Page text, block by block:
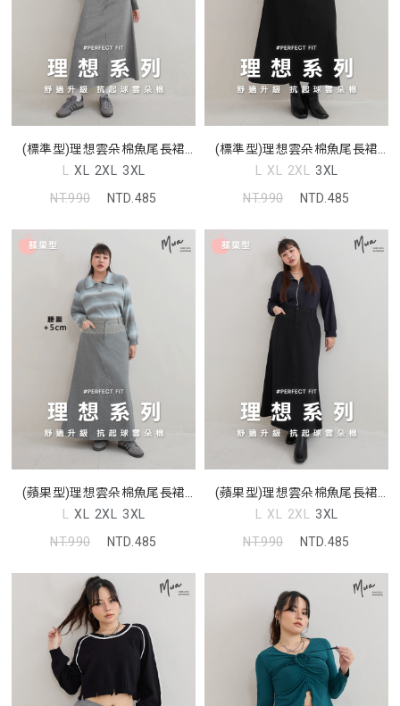
(標準型)理想雲朵棉魚尾長裙
MUA
L XL 2XL 3XL
NT.990
NTD.485
(標準型)理想雲朵棉魚尾長裙
MUA
L XL 2XL 3XL
NT.990
NTD.485
(蘋果型)理想雲朵棉魚尾長裙
MUA
L XL 2XL 3XL
NT.990
NTD.485
(蘋果型)理想雲朵棉魚尾長裙
MUA
L XL 2XL 3XL
NT.990
NTD.485